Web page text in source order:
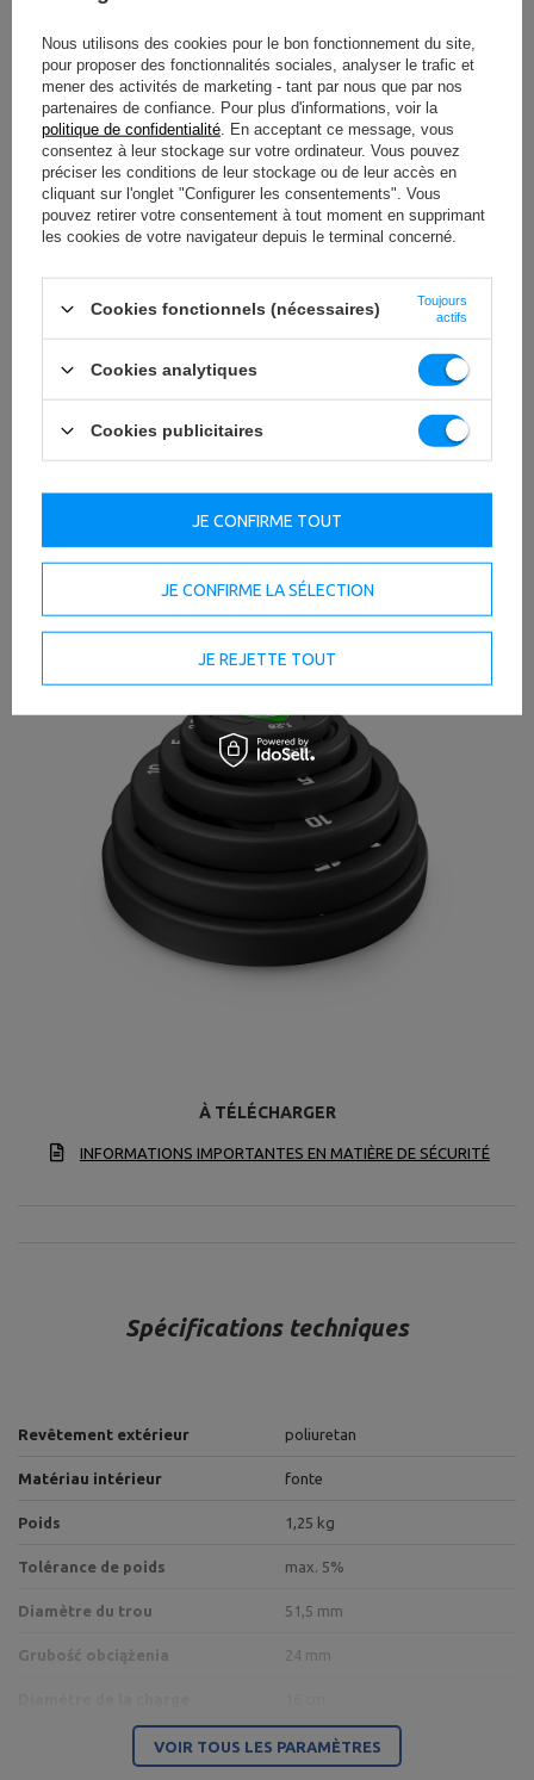
Le revêtement en polyuréthane réduit le risque
d'endommagement de l'équipement et du sol.
L'entraînement devient plus agréable et vos poids
résisteront à de nombreuses années d'utilisation
intensive.
Les poids olympiques en polyuréthane ont fière allure
dans n'importe quelle salle de sport. Ils ajouteront du
professionnalisme à votre environnement d'entraînement.
Grâce auxpoignées ergonomiques, les poids
constitueront une alternative d'exercice réussie aux
haltères.
Taille et poids
Les informations sur le poids sont fournies sur chaque
plaque. Cela vous permettra de trouver rapidement le
poids approprié.
10 kg, 15 kg et 20 kg. Choisissez ceux qui correspondent
le mieux à votre niveau de compétence.
À TÉLÉCHARGER
INFORMATIONS IMPORTANTES EN MATIÈRE DE SÉCURITÉ
Spécifications techniques
Revêtement extérieur poliuretan
Matériau intérieur fonte
Poids 1,25 kg
Tolérance de poids max. 5%
Diamètre du trou 51,5 mm
Grubość obciążenia 24 mm
aus Polyurethane
VOIR TOUS LES PARAMÈTRES
Nous utilisons des cookies pour le bon fonctionnement du site,
pour proposer des fonctionnalités sociales, analyser le trafic et
mener des activités de marketing - tant par nous que par nos
partenaires de confiance. Pour plus d'informations, voir la
politique de confidentialité . En acceptant ce message, vous
consentez à leur stockage sur votre ordinateur. Vous pouvez
préciser les conditions de leur stockage ou de leur accès en
cliquant sur l'onglet "Configurer les consentements". Vous
pouvez retirer votre consentement à tout moment en supprimant
les cookies de votre navigateur depuis le terminal concerné.
Cookies fonctionnels (nécessaires)
Toujours
actifs
Cookies analytiques
Cookies publicitaires
JE CONFIRME LA SÉLECTION
JE REJETTE TOUT
JE CONFIRME TOUT